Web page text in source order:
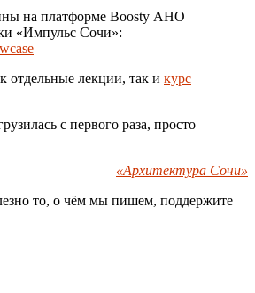
на платформе Boosty АНО
«Импульс Сочи»:
отдельные лекции, так и курс
с первого раза, просто
«Архитектура Сочи»
то, о чём мы пишем, поддержите